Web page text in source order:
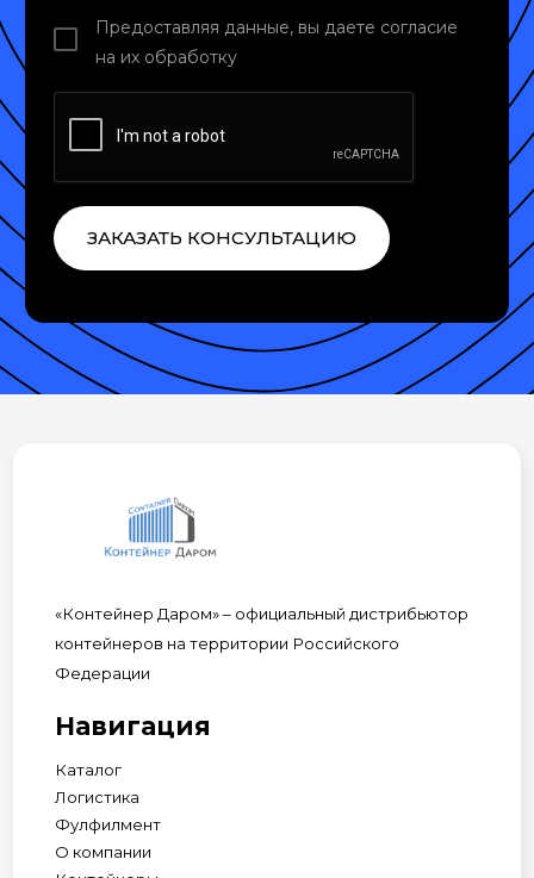
Предоставляя данные, вы даете согласие
на их обработку
ЗАКАЗАТЬ КОНСУЛЬТАЦИЮ
«Контейнер Даром» – официальный дистрибьютор
контейнеров на территории Российского
Федерации
Навигация
Каталог
Логистика
Фулфилмент
О компании